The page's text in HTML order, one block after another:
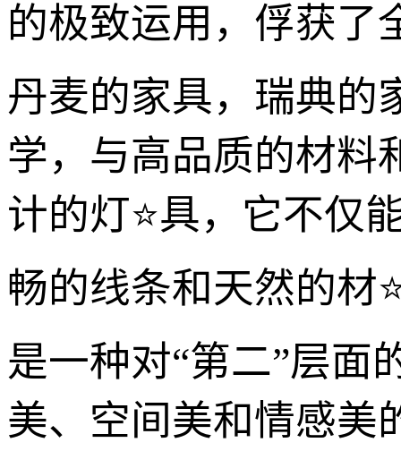
的极致运用，俘获了
丹麦的家具，瑞典的
学，与高品质的材料
计的灯⭐具，它不仅
畅的线条和天然的材
是一种对“第二”层
美、空间美和情感美